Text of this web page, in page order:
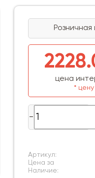
Розничная
цена
*
Артикул:
Цена за
Наличие: